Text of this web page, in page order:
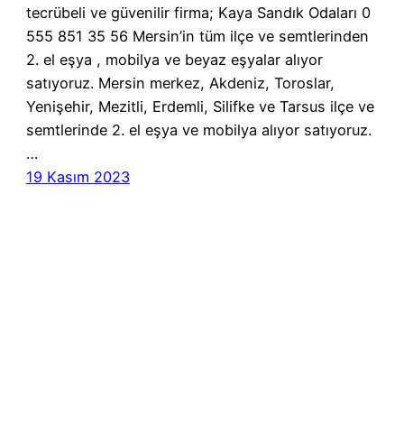
tecrübeli ve güvenilir firma; Kaya Sandık Odaları 0
555 851 35 56 Mersin’in tüm ilçe ve semtlerinden
2. el eşya , mobilya ve beyaz eşyalar alıyor
satıyoruz. Mersin merkez, Akdeniz, Toroslar,
Yenişehir, Mezitli, Erdemli, Silifke ve Tarsus ilçe ve
semtlerinde 2. el eşya ve mobilya alıyor satıyoruz.
…
19 Kasım 2023